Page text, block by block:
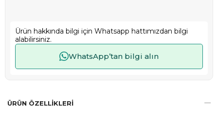
Ürün hakkında bilgi için Whatsapp hattımızdan bilgi
alabilirsiniz.
WhatsApp’tan bilgi alın
ÜRÜN ÖZELLIKLERI